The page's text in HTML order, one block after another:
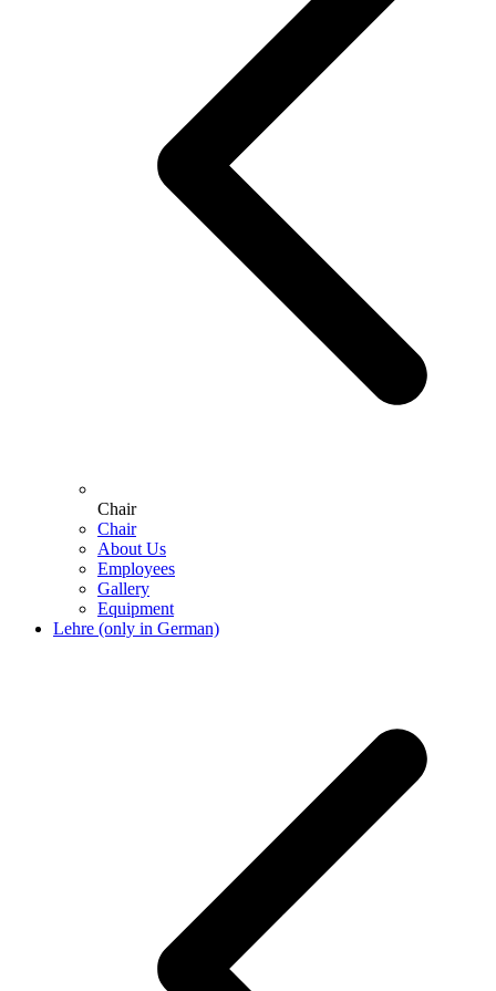
Chair
Chair
About Us
Employees
Gallery
Equipment
Lehre (only in German)